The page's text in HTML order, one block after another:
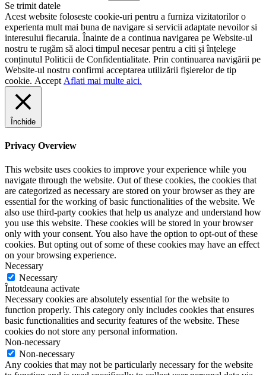
Se trimit datele
Acest website foloseste cookie-uri pentru a furniza vizitatorilor o
experienta mult mai buna de navigare si servicii adaptate nevoilor si
interesului fiecaruia. Înainte de a continua navigarea pe Website-ul
nostru te rugăm să aloci timpul necesar pentru a citi și înțelege
conținutul Politicii de Confidentialitate. Prin continuarea navigării pe
Website-ul nostru confirmi acceptarea utilizării fişierelor de tip
cookie. Accept Aflati mai multe aici.
Închide
Privacy Overview
This website uses cookies to improve your experience while you
navigate through the website. Out of these cookies, the cookies that
are categorized as necessary are stored on your browser as they are
essential for the working of basic functionalities of the website. We
also use third-party cookies that help us analyze and understand how
you use this website. These cookies will be stored in your browser
only with your consent. You also have the option to opt-out of these
cookies. But opting out of some of these cookies may have an effect
on your browsing experience.
Necessary
Necessary
Întotdeauna activate
Necessary cookies are absolutely essential for the website to
function properly. This category only includes cookies that ensures
basic functionalities and security features of the website. These
cookies do not store any personal information.
Non-necessary
Non-necessary
Any cookies that may not be particularly necessary for the website